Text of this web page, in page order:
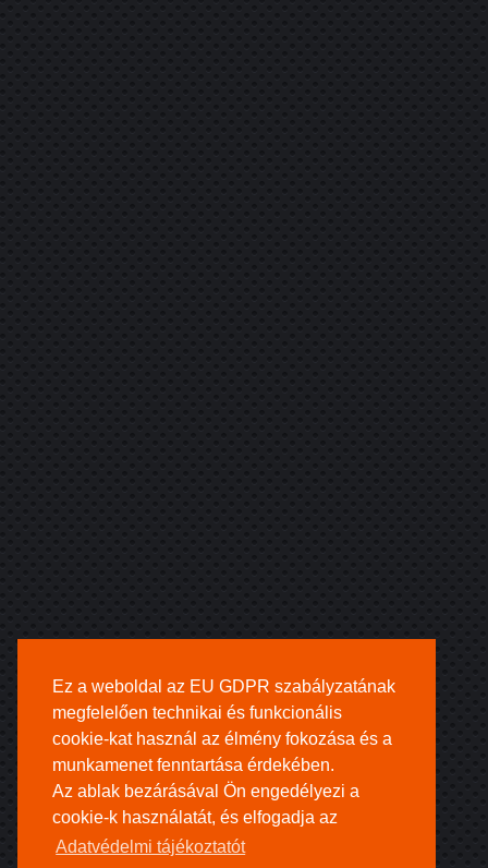
Ez a weboldal az EU GDPR szabályzatának
megfelelően technikai és funkcionális
cookie-kat használ az élmény fokozása és a
munkamenet fenntartása érdekében.
Az ablak bezárásával Ön engedélyezi a
cookie-k használatát, és elfogadja az
Adatvédelmi tájékoztatót